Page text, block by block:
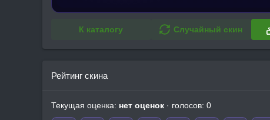
К каталогу Случайный скин
Рейтинг скина
Текущая оценка: нет оценок · голосов: 0